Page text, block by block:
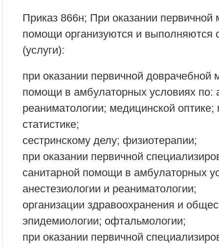
Приказ 866н; При оказании первичной
помощи организуются и
(услуги):
при оказании первичной доврачебной
помощи в амбулаторных условиях по:
реаниматологии; медицинской
статистике;
сестринскому делу; физиотерапии;
при оказании первичной
санитарной помощи в амбулаторных
анестезиологии и реаниматологии;
организации здравоохранения и
эпидемиологии; офтальмологии;
при оказании первичной